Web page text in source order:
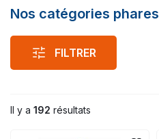
Nos catégories phares
FILTRER
Il y a 192 résultats